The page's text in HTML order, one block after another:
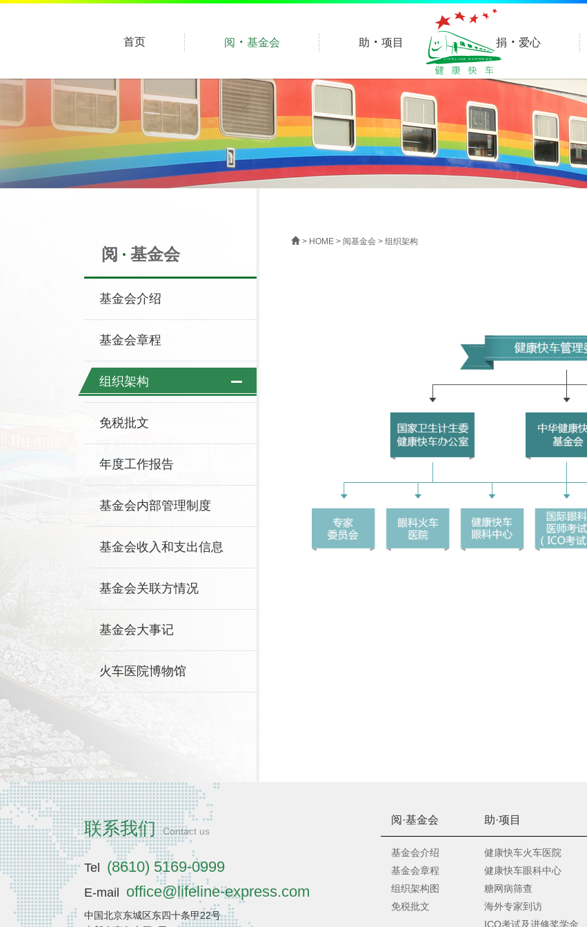
首页 阅 · 基金会 助 · 项目 捐 · 爱心
阅 基金会
基金会介绍
基金会章程
组织架构
免税批文
年度工作报告
基金会内部管理制度
基金会收入和支出信息
基金会关联方情况
基金会大事记
火车医院博物馆
> HOME > 阅基金会 > 组织架构
联系我们 Contact us
Tel (8610) 5169-0999
E-mail office@lifeline-express.com
中国北京东城区东四十条甲22号
阅·基金会
基金会介绍
基金会章程
组织架构图
免税批文
助·项目
健康快车火车医院
健康快车眼科中心
糖网病筛查
海外专家到访
ICO考试及进修奖学金